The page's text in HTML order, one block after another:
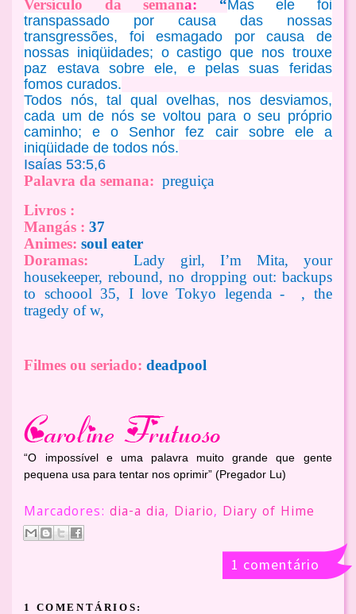
Versículo da semana: “Mas ele foi
transpassado por causa das nossas
transgressões, foi esmagado por causa de
nossas iniqüidades; o castigo que nos trouxe
paz estava sobre ele, e pelas suas feridas
fomos curados.
Todos nós, tal qual ovelhas, nos desviamos,
cada um de nós se voltou para o seu próprio
caminho; e o Senhor fez cair sobre ele a
iniqüidade de todos nós.
Isaías 53:5,6
Palavra da semana: preguiça
Livros :
Mangás :37
Animes:soul eater
Doramas: Lady girl, I’m Mita, your
housekeeper, rebound, no dropping out: backups
to schoool 35, I love Tokyo legenda - , the
tragedy of w,
Filmes ou seriado:deadpool
“O impossível e uma palavra muito grande que gente
pequena usa para tentar nos oprimir” (Pregador Lu)
Marcadores:dia-a dia, Diario, Diary of Hime
1 comentário
1 COMENTÁRIOS: